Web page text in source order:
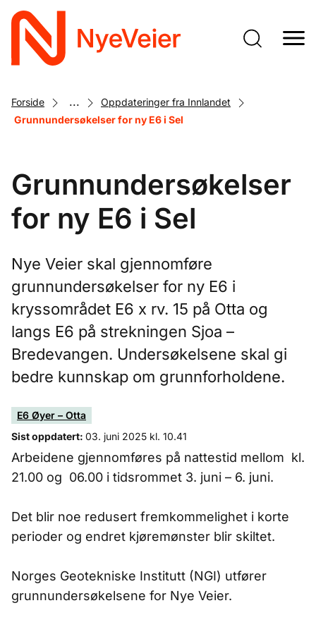
Gå
Forside ...
Oppdateringer fra Innlandet
Grunnundersøkelser for ny E6 i Sel
Grunnundersøkelser
for ny E6 i Sel
Nye Veier skal gjennomføre
grunnundersøkelser for ny E6 i
kryssområdet E6 x rv. 15 på Otta og
langs E6 på strekningen Sjoa –
Bredevangen. Undersøkelsene skal gi
bedre kunnskap om grunnforholdene.
E6 Øyer – Otta
Sist oppdatert: 03. juni 2025 kl. 10.41
Arbeidene gjennomføres på nattestid mellom kl.
21.00 og 06.00 i tidsrommet 3. juni – 6. juni.
Det blir noe redusert fremkommelighet i korte
perioder og endret kjøremønster blir skiltet.
Norges Geotekniske Institutt (NGI) utfører
grunnundersøkelsene for Nye Veier.